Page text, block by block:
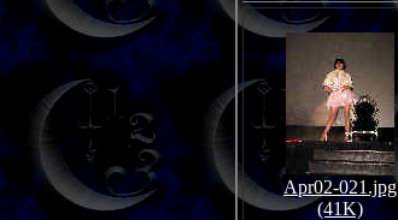
Apr02-021.jpg
(41K)